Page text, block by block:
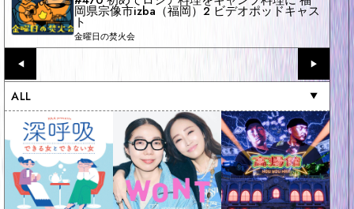
岡県宗像市izba（福岡）2 ビデオポッドキャス
ト
金曜日の焚火会
◀︎ ▶︎